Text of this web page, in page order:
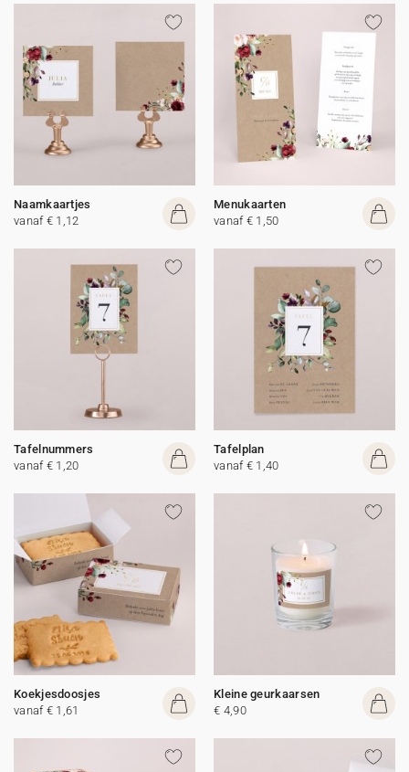
Naamkaartjes
vanaf € 1,12
Menukaarten
vanaf € 1,50
Tafelnummers
vanaf € 1,20
Tafelplan
vanaf € 1,40
Koekjesdoosjes
vanaf € 1,61
Kleine geurkaarsen
€ 4,90